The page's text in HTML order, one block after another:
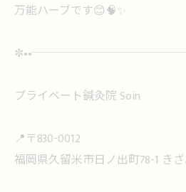
万能ハーブです😊🧠✨
プライベート鍼灸院 Soin
📍〒830-0012
福岡県久留米市日ノ出町78-1 き